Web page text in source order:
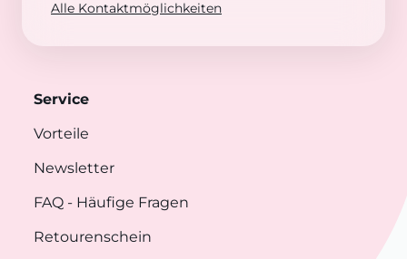
Alle Kontaktmöglichkeiten
Service
Vorteile
Newsletter
FAQ - Häufige Fragen
Retourenschein